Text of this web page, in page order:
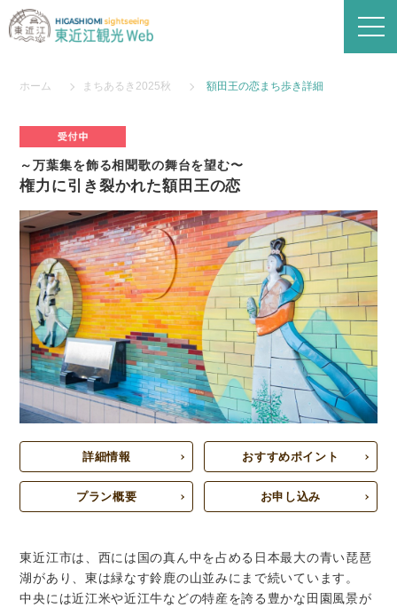
ホーム まちあるき2025秋 額田王の恋まち歩き詳細
～万葉集を飾る相聞歌の舞台を望む〜
権力に引き裂かれた額田王の恋
詳細情報 おすすめポイント
プラン概要 お申し込み
東近江市は、西には国の真ん中を占める日本最大の青い琵琶
湖があり、東は緑なす鈴鹿の山並みにまで続いています。
中央には近江米や近江牛などの特産を誇る豊かな田園風景が